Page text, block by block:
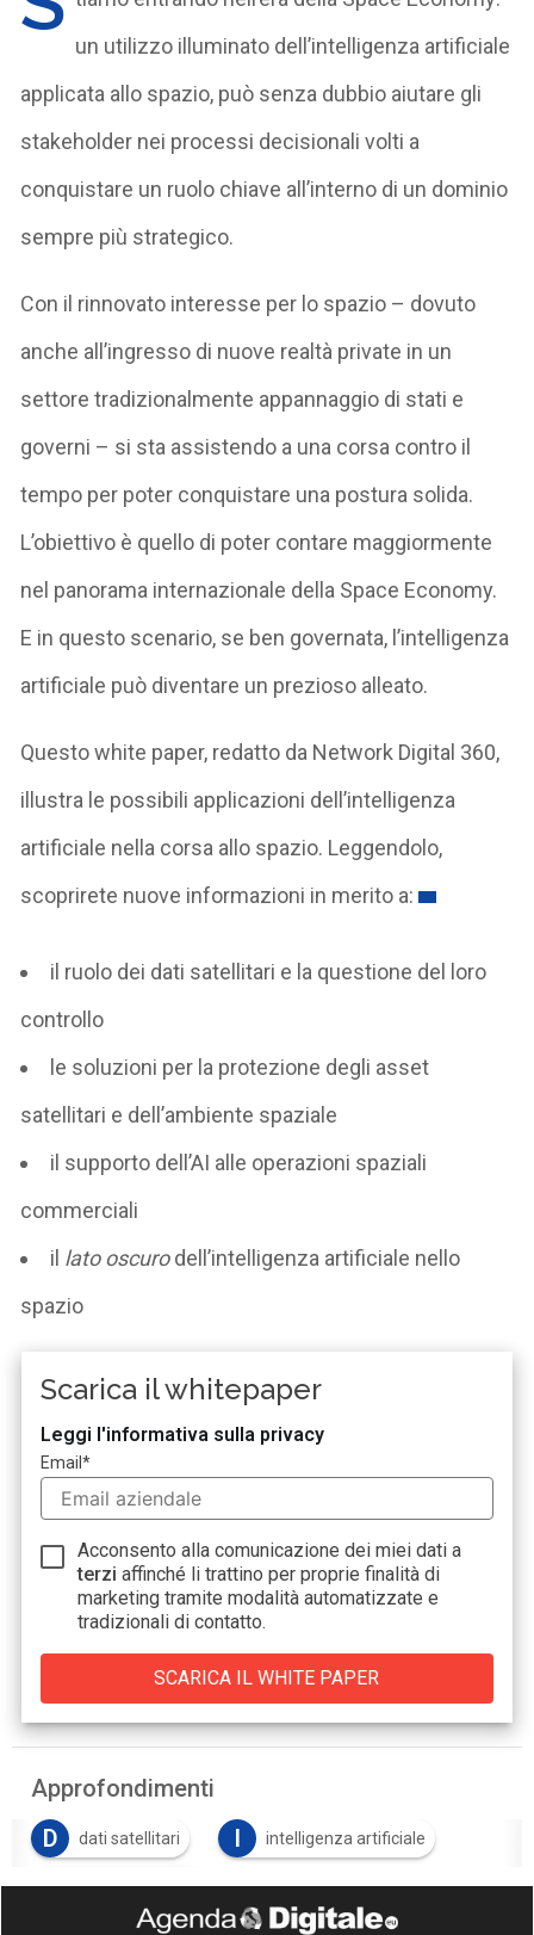
un utilizzo illuminato dell’intelligenza artificiale
applicata allo spazio, può senza dubbio aiutare gli
stakeholder nei processi decisionali volti a
conquistare un ruolo chiave all’interno di un dominio
sempre più strategico.
Con il rinnovato interesse per lo spazio – dovuto
anche all’ingresso di nuove realtà private in un
settore tradizionalmente appannaggio di stati e
governi – si sta assistendo a una corsa contro il
tempo per poter conquistare una postura solida.
L’obiettivo è quello di poter contare maggiormente
nel panorama internazionale della Space Economy.
E in questo scenario, se ben governata, l’intelligenza
artificiale può diventare un prezioso alleato.
Questo white paper, redatto da Network Digital 360,
illustra le possibili applicazioni dell’intelligenza
artificiale nella corsa allo spazio. Leggendolo,
scoprirete nuove informazioni in merito a:
il ruolo dei dati satellitari e la questione del loro
controllo
le soluzioni per la protezione degli asset
satellitari e dell’ambiente spaziale
il supporto dell’AI alle operazioni spaziali
commerciali
il lato oscurodell’intelligenza artificiale nello
spazio
Scarica il whitepaper
Leggi l'informativa sulla privacy
Email*
Acconsento alla comunicazione dei miei dati a
terzi affinché li trattino per proprie finalità di
marketing tramite modalità automatizzate e
tradizionali di contatto.
Approfondimenti
D
dati satellitari I intelligenza artificiale
S space economy